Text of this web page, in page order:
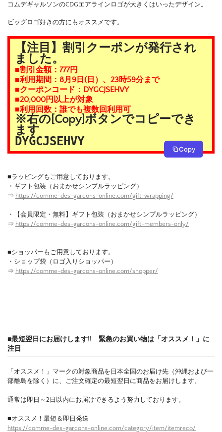
コムデギャルソンのCDGエアラインロゴが大きくはいったデザイン。
ビッグロゴ好きの方にもオススメです。
【注目】割引クーポンが発行され
ました。
■割引金額：777円
■利用期間：8月9日(日）、23時59分まで
■クーポンコード：DYGCJSEHVY
■20,000円以上が対象
■利用回数：誰でも複数回利用可
※右の[Copy]ボタンでコピーでき
ます
DYGCJSEHVY
Copy
■ラッピングもご用意しております。
・ギフト包装（おまかせシンプルラッピング）
⇒ https://comme-des-garcons-online.com/gift-wrapping/
・【会員限定・無料】ギフト包装（おまかせシンプルラッピング）
⇒ https://comme-des-garcons-online.com/gift-members-only/
■ショッパーもご用意しております。
・ショップ袋（ロゴ入りショッパー）
⇒ https://comme-des-garcons-online.com/shopper/
■最短翌日にお届けします!! 緊急のお買い物は「オススメ！」に
注目
「オススメ！」マークの対象商品を日本全国のお届け先（沖縄および一
部離島を除く）に、ご注文確定の最短翌日に商品をお届けします。
通常は即日～2日以内にお届けできるよう努力しております。
■オススメ！最短＆即日発送
https://comme-des-garcons-online.com/category/item/itemreco/